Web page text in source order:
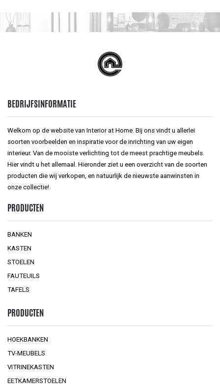
BEDRIJFSINFORMATIE
Welkom op de website van Interior at Home. Bij ons vindt u allerlei
soorten voorbeelden en inspiratie voor de inrichting van uw eigen
interieur. Van de mooiste verlichting tot de meest prachtige meubels.
Hier vindt u het allemaal. Hieronder ziet u een overzicht van de soorten
producten die wij verkopen, en natuurlijk de nieuwste aanwinsten in
onze collectie!
PRODUCTEN
BANKEN
KASTEN
STOELEN
FAUTEUILS
TAFELS
PRODUCTEN
HOEKBANKEN
TV-MEUBELS
VITRINEKASTEN
EETKAMERSTOELEN